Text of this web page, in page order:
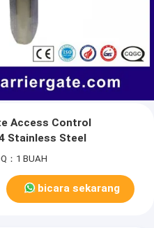
Access Control
Stainless Steel
：1 BUAH
bicara sekarang